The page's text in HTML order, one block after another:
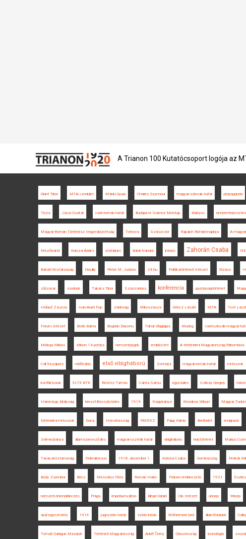
A Trianon 100 Kutatócsoport logója az
Glant Tibor MTA Lendület Maniu Gyula Charles Seymour magyar-szlovák határ propaganda
Tisza Jászi Oszkár cseh-román határ Budapest Science Meetup Kisinyov ismeretterjesztés
Magyar-Román Történész Vegyesbizottság Tornova Szászcsór Rapaich Richárd naplója A
Mezőbánd Kolozsi Ádám statárium Bárdi Nándor interjú Zahorán Csaba
Bánáti Köztársaság Neuilly Pieter M. Judson 24.hu Politikatörténeti Intézet Elzász
zűrzavar szerbek Takács Tibor Szászsebes konferencia gazdaságtörténet
Heilauf Zsuzsa Ioan-Aurel Pop zsidóság Mikeszásza Göncz László MTA Tost
Fórum Intézet Bodó Barna Bogdan Diaconu Tolnai Világlapja tényleg csehszlovák-magyar
Melega Miklós Wilson 14 pontja nemzetiségek emlékezet A történelmi Magyarország felbomlása
Call for papers ratifikálás első világháború Somorja magyar-román határ mítoszok
konfliktusok ELTE BTK Révész Tamás Csinta Samu egyesülés Szilvay Gergely
Háromegy Királyság breszt-litovszki béke 1919 Nagybánya Woodrow Wilson Magyar
történelmi mítoszok Duna Horvátország RMDSZ Papp Károly Berthelot emigráció
Selmecbánya államszerveződés magyar-osztrák határ világháború helytörténet Marius
Tanácsköztársaság föderalizmus 1918. december 1. Katona Csaba Gombaszög Molnár
Bódy Zsombor Bécs Mészáros Flóra Roman Holec Trianon emlékezete 1921
nemzeti önrendelkezés Prága impériumváltás Bihari Dániel Clio Intézet ünnep térkép
spai egyezmény 1916 jugoszláv határ szerb iratok Rothermere lord államfordulat
Tomáš Garrigue Masaryk Történeti Magyarország Adolf Černý Olaszország kronológia